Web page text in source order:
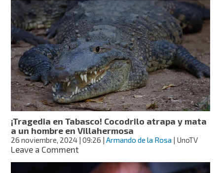
infarto:
joven
entra
a
nadar
a
río,
cocodrilo
lo
sorprende
y
así
lo
enfrenta
¡Tragedia en Tabasco! Cocodrilo atrapa y mata
a un hombre en Villahermosa
26 noviembre, 2024 | 09:26 |Armando de la Rosa | UnoTV
Leave a Commenton